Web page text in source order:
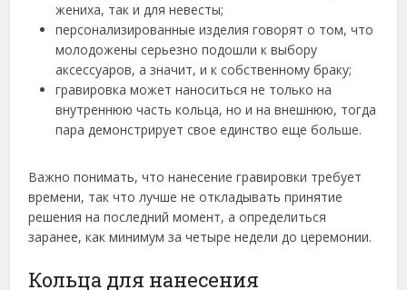
жениха, так и для невесты;
персонализированные изделия говорят о том, что
молодожены серьезно подошли к выбору
аксессуаров, а значит, и к собственному браку;
гравировка может наноситься не только на
внутреннюю часть кольца, но и на внешнюю, тогда
пара демонстрирует свое единство еще больше.
Важно понимать, что нанесение гравировки требует
времени, так что лучше не откладывать принятие
решения на последний момент, а определиться
заранее, как минимум за четыре недели до церемонии.
Кольца для нанесения